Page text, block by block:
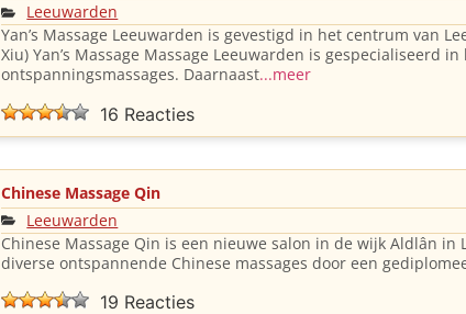
Leeuwarden
Yan’s Massage Leeuwarden is gevestigd in het centrum van
Xiu) Yan’s Massage Massage Leeuwarden is gespecialiseerd
ontspanningsmassages. Daarnaast...meer
16 Reacties
Chinese Massage Qin
Leeuwarden
Chinese Massage Qin is een nieuwe salon in de wijk Aldlân
diverse ontspannende Chinese massages door een
19 Reacties